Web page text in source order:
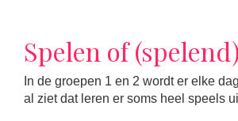
Spelen of
In de groepen 1 en 2 wordt er elke
al ziet dat leren er soms heel speels